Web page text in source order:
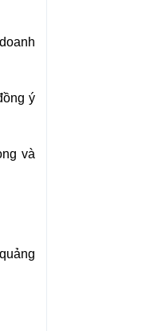
ý
và